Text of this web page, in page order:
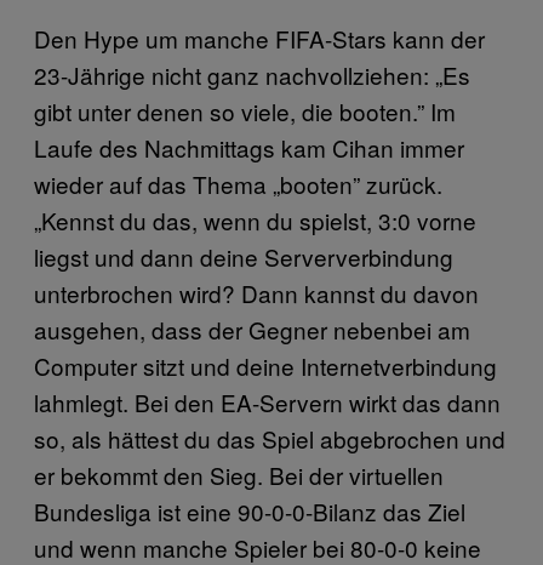
Den Hype um manche FIFA-Stars kann der
23-Jährige nicht ganz nachvollziehen: „Es
gibt unter denen so viele, die booten.” Im
Laufe des Nachmittags kam Cihan immer
wieder auf das Thema „booten” zurück.
„Kennst du das, wenn du spielst, 3:0 vorne
liegst und dann deine Serververbindung
unterbrochen wird? Dann kannst du davon
ausgehen, dass der Gegner nebenbei am
Computer sitzt und deine Internetverbindung
lahmlegt. Bei den EA-Servern wirkt das dann
so, als hättest du das Spiel abgebrochen und
er bekommt den Sieg. Bei der virtuellen
Bundesliga ist eine 90-0-0-Bilanz das Ziel
und wenn manche Spieler bei 80-0-0 keine